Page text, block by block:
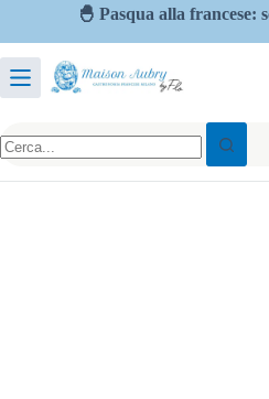
🐣 Pasqua alla francese: